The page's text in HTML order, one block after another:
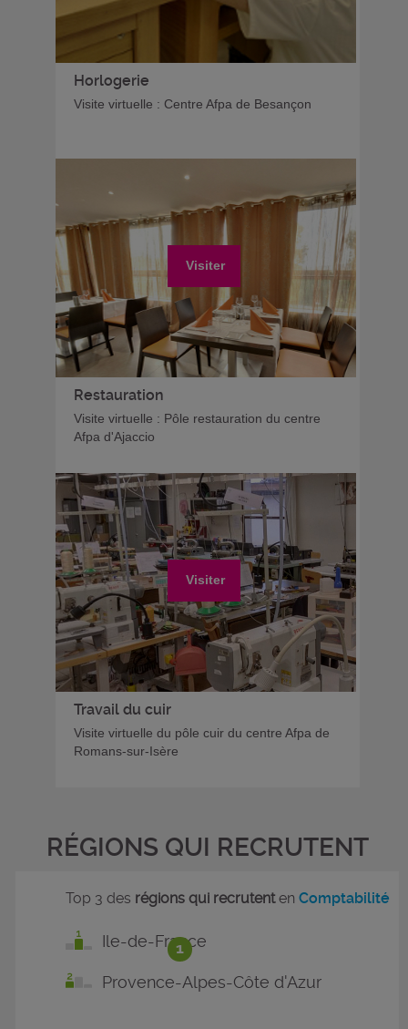
Horlogerie
Visite virtuelle : Centre Afpa de Besançon
Visiter
Restauration
Visite virtuelle : Pôle restauration du centre
Afpa d'Ajaccio
Visiter
Travail du cuir
Visite virtuelle du pôle cuir du centre Afpa de
Romans-sur-Isère
RÉGIONS QUI RECRUTENT
1
Top 3 des régions qui recrutentenComptabilité
Ile-de-France
Provence-Alpes-Côte d'Azur